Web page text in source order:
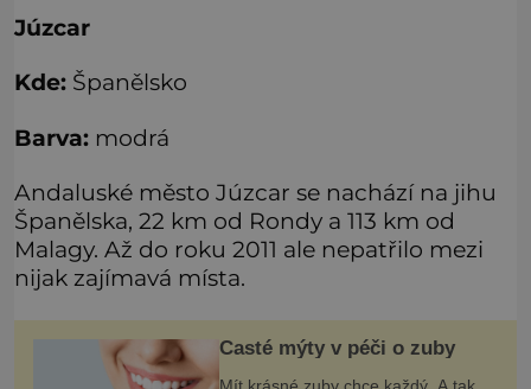
Júzcar
Kde: Španělsko
Barva: modrá
Andaluské město Júzcar se nachází na jihu
Španělska, 22 km od Rondy a 113 km od
Malagy. Až do roku 2011 ale nepatřilo mezi
nijak zajímavá místa.
Časté mýty v péči o zuby
Mít krásné zuby chce každý. A tak